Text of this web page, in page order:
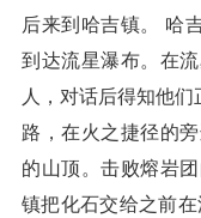
后来到哈吉镇。 哈
到达流星瀑布。在
人，对话后得知他
路，在火之捷径的
的山顶。击败熔岩
镇把化石交给之前